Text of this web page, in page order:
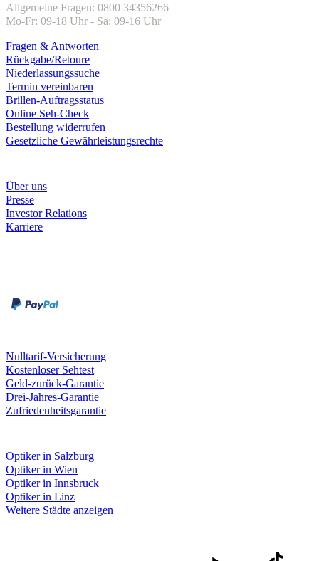
Allgemeine Fragen: 0800 34356266
Mo-Fr: 09-18 Uhr - Sa: 09-16 Uhr
Fragen & Antworten
Rückgabe/Retoure
Niederlassungssuche
Termin vereinbaren
Brillen-Auftragsstatus
Online Seh-Check
Bestellung widerrufen
Gesetzliche Gewährleistungsrechte
Über uns
Presse
Investor Relations
Karriere
Nulltarif-Versicherung
Kostenloser Sehtest
Geld-zurück-Garantie
Drei-Jahres-Garantie
Zufriedenheitsgarantie
Optiker in Salzburg
Optiker in Wien
Optiker in Innsbruck
Optiker in Linz
Weitere Städte anzeigen